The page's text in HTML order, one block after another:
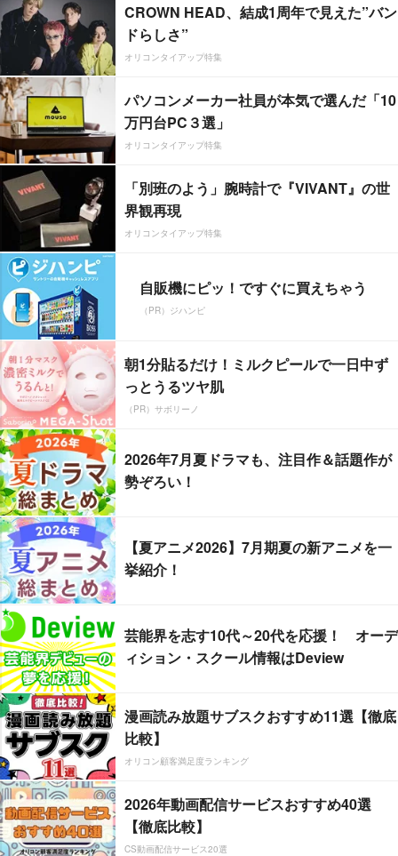
CROWN HEAD、結成1周年で見えた”バン
ドらしさ”
オリコンタイアップ特集
パソコンメーカー社員が本気で選んだ「10
万円台PC３選」
オリコンタイアップ特集
「別班のよう」腕時計で『VIVANT』の世
界観再現
オリコンタイアップ特集
自販機にピッ！ですぐに買えちゃう
（PR）ジハンピ
朝1分貼るだけ！ミルクピールで一日中ず
っとうるツヤ肌
（PR）サボリーノ
2026年7月夏ドラマも、注目作＆話題作が
勢ぞろい！
【夏アニメ2026】7月期夏の新アニメを一
挙紹介！
芸能界を志す10代～20代を応援！ オーデ
ィション・スクール情報はDeview
漫画読み放題サブスクおすすめ11選【徹底
比較】
オリコン顧客満足度ランキング
2026年動画配信サービスおすすめ40選
【徹底比較】
CS動画配信サービス20選